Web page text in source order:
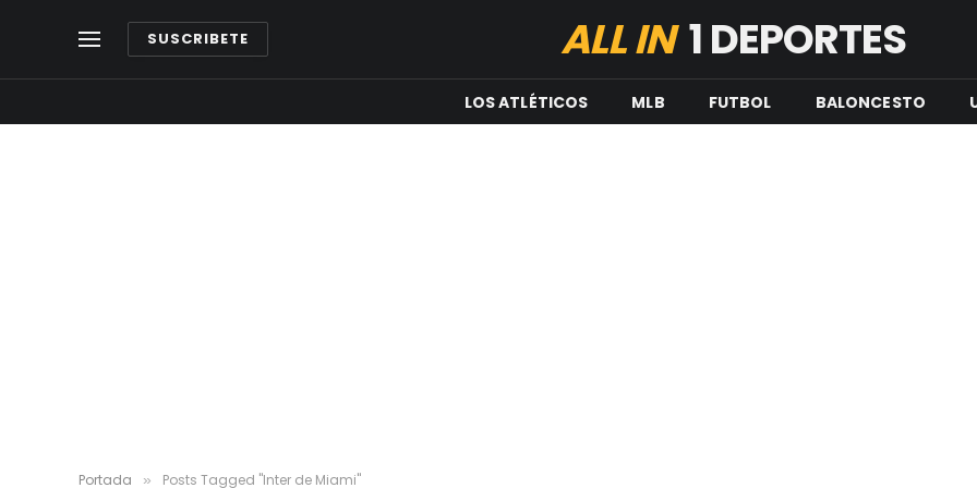
SUSCRIBETE ALL IN1 DEPORTES
LOS ATLÉTICOS MLB FUTBOL BALONCESTO
Portada » Posts Tagged "Inter de Miami"